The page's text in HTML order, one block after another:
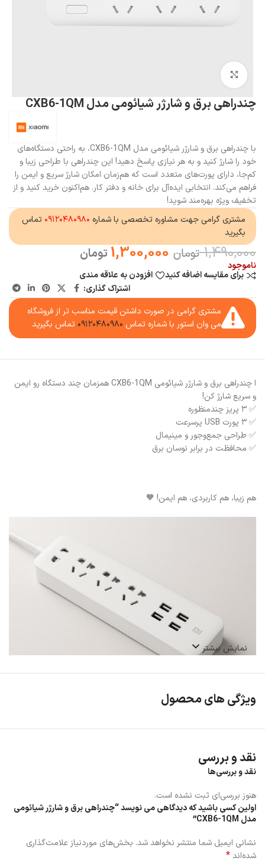
بزرگنمایی تصویر
چندراهی برق و شارژر شیائومی مدل CXB6-1QM
با چندراهی برق و شارژر شیائومی مدل CXB6-1QM، به راحتی دستگاه‌های
خود را شارژ کنید و به هر نیازی پاسخ دهید! این چندراهی با طراحی زیبا و
کم‌جا، دارای پورت‌های متعدد است که هم‌زمان امکان شارژ سریع و ایمن را
فراهم می‌کند. انتخابی ایده‌آل برای خانه و دفتر کار. هم‌اکنون خرید کنید و از
تخفیف ویژه بهره‌مند شوید!
مشتری گرامی جهت مشاوره تخصصی با شماره ۰۹۱۲۰۴۸۰۹۸۰ تماس
بگیرید
1,490,000 تومان 1,300,000 تومان
ناموجود
برای مقایسه اضافه کنید
افزودن به علاقه مندی
اشتراک گذاری:
مشتری گرامی در صورت داشتن قیمت مناسب تر از فروشگاه
می وان استور با شماره تماس ۰۹۱۲۰۴۸۰۹۸۰ تماس بگیرید
ا چندراهی برق و شارژر شیائومی CXB6-1QM همزمان چند دستگاه رو ایمن
و سریع شارژ کن!
✅ ۳ پریز چندمنظوره
✅ ۳ پورت USB پرسرعت
✅ طراحی جمع‌وجور و مینیمال
✅ محافظت در برابر نوسان برق
هم زیبا، هم کاربردی، هم ایمن! 🧡
با داشتن ۳ پریز چندمنظوره و ۳ پورت USB، این محصول امکان اتصال
دستگاه‌های شما را تضمین می‌نماید.
نمایش بیشتر
ویژگی های محصول
نقد و بررسی
نقد و بررسی‌ها
هنوز بررسی‌ای ثبت نشده است.
اولین کسی باشید که دیدگاهی می نویسد “چندراهی برق و شارژر شیائومی
مدل CXB6-1QM”
نشانی ایمیل شما منتشر نخواهد شد. بخش‌های موردنیاز علامت‌گذاری
شده‌اند*